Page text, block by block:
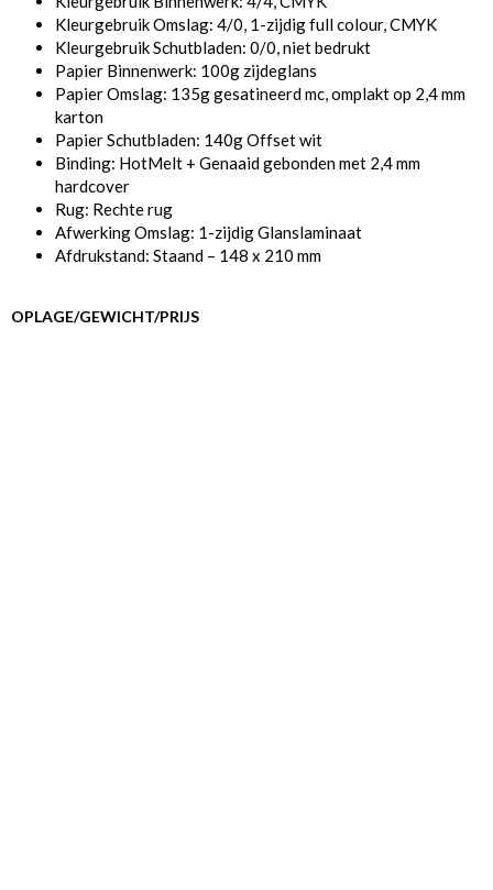
Kleurgebruik Omslag: 4/0, 1-zijdig full colour, CMYK
Kleurgebruik Schutbladen: 0/0, niet bedrukt
Papier Binnenwerk: 100g zijdeglans
Papier Omslag: 135g gesatineerd mc, omplakt op 2,4 mm
karton
Papier Schutbladen: 140g Offset wit
Binding: HotMelt + Genaaid gebonden met 2,4 mm
hardcover
Rug: Rechte rug
Afwerking Omslag: 1-zijdig Glanslaminaat
Afdrukstand: Staand – 148 x 210 mm
OPLAGE/GEWICHT/PRIJS